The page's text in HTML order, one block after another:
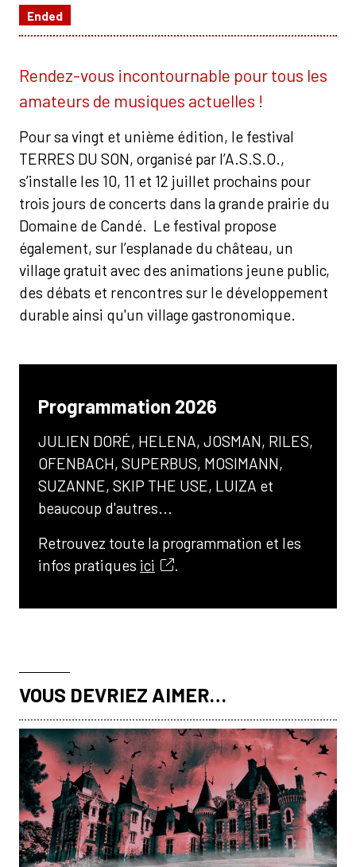
Ended
Rendez-vous incontournable pour tous les
amateurs de musiques actuelles !
Pour sa vingt et unième édition, le festival
TERRES DU SON, organisé par l’A.S.S.O.,
s’installe les 10, 11 et 12 juillet prochains pour
trois jours de concerts dans la grande prairie du
Domaine de Candé. Le festival propose
également, sur l’esplanade du château, un
village gratuit avec des animations jeune public,
des débats et rencontres sur le développement
durable ainsi qu'un village gastronomique.
Programmation 2026
JULIEN DORÉ, HELENA, JOSMAN, RILES,
OFENBACH, SUPERBUS, MOSIMANN,
SUZANNE, SKIP THE USE, LUIZA et
beaucoup d'autres...
Retrouvez toute la programmation et les
infos pratiques ici .
VOUS DEVRIEZ AIMER…